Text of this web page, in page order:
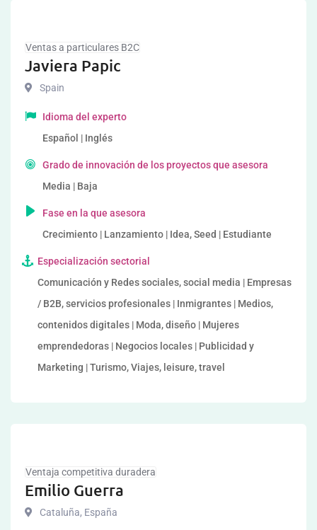
Ventas a particulares B2C
Javiera Papic
Spain
Idioma del experto
Español | Inglés
Grado de innovación de los proyectos que asesora
Media | Baja
Fase en la que asesora
Crecimiento | Lanzamiento | Idea, Seed | Estudiante
Especialización sectorial
Comunicación y Redes sociales, social media | Empresas
/ B2B, servicios profesionales | Inmigrantes | Medios,
contenidos digitales | Moda, diseño | Mujeres
emprendedoras | Negocios locales | Publicidad y
Marketing | Turismo, Viajes, leisure, travel
Ventaja competitiva duradera
Emilio Guerra
Cataluña, España